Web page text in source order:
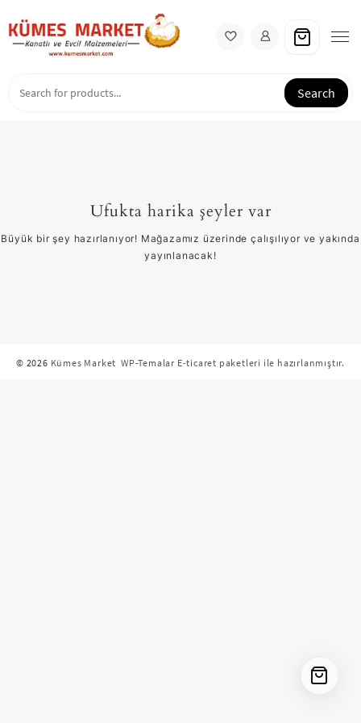
to
content
Search
Ufukta harika şeyler var
Büyük bir şey hazırlanıyor! Mağazamız üzerinde çalışılıyor ve yakında
yayınlanacak!
© 2026 Kümes Market WP-Temalar E-ticaret paketleri ile hazırlanmıştır.